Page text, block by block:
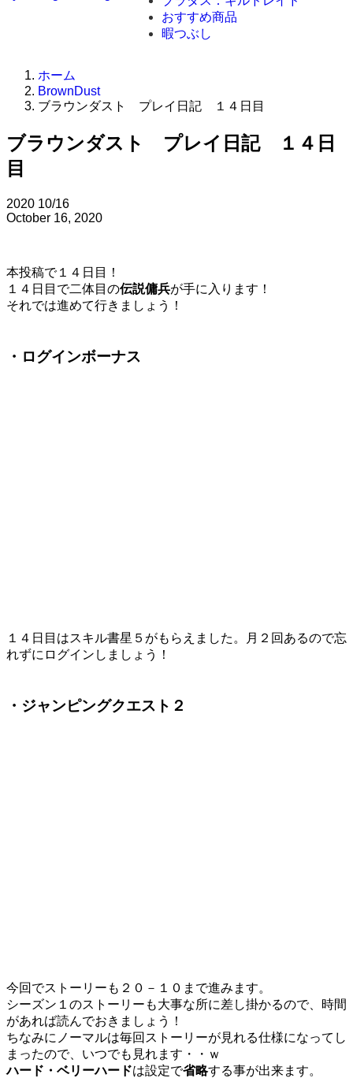
おすすめ商品
暇つぶし
ホーム
BrownDust
ブラウンダスト プレイ日記 １４日目
ブラウンダスト プレイ日記 １４日
目
2020 10/16
October 16, 2020
本投稿で１４日目！
１４日目で二体目の伝説傭兵が手に入ります！
それでは進めて行きましょう！
・ログインボーナス
１４日目はスキル書星５がもらえました。月２回あるので忘
れずにログインしましょう！
・ジャンピングクエスト２
今回でストーリーも２０－１０まで進みます。
シーズン１のストーリーも大事な所に差し掛かるので、時間
があれば読んでおきましょう！
ちなみにノーマルは毎回ストーリーが見れる仕様になってし
まったので、いつでも見れます・・ｗ
ハード・ベリーハードは設定で省略する事が出来ます。